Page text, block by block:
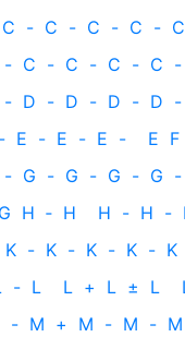
C - C - C - C - C
- C - C - C - C -
- D - D - D - D -
- E - E - E - E F
- G - G - G - G -
G H ‐ H H - H -
K - K - K - K - K
- L L + L ± L
- M + M - M - M